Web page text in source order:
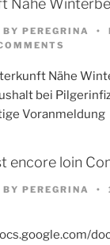
Nähe
BY PEREGRINA
Nähe
bei
Voranmeldung
encore loin
BY PEREGRINA